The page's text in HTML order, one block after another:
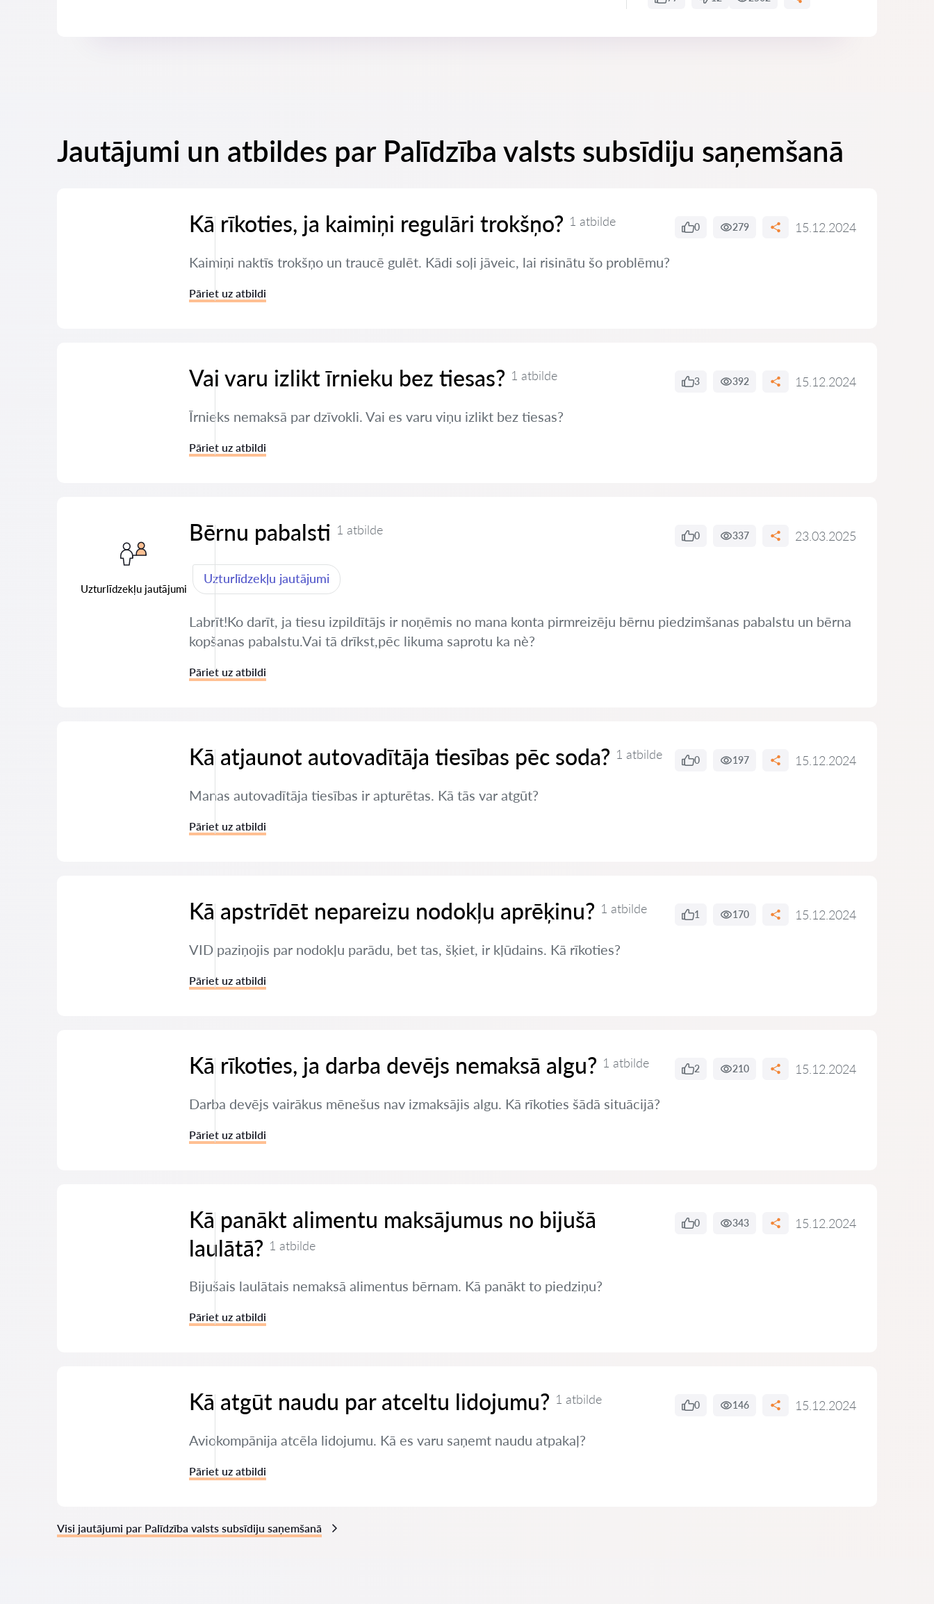
Jautājumi un atbildes par Palīdzība valsts subsīdiju saņemšanā
Kā rīkoties, ja kaimiņi regulāri trokšņo? 1 atbilde 0 279 15.12.2024
Kaimiņi naktīs trokšņo un traucē gulēt. Kādi soļi jāveic, lai risinātu šo problēmu?
Pāriet uz atbildi
Vai varu izlikt īrnieku bez tiesas? 1 atbilde 3 392 15.12.2024
Īrnieks nemaksā par dzīvokli. Vai es varu viņu izlikt bez tiesas?
Pāriet uz atbildi
Uzturlīdzekļu jautājumi
Bērnu pabalsti 1 atbilde 0 337 23.03.2025
Uzturlīdzekļu jautājumi
Labrīt!Ko darīt, ja tiesu izpildītājs ir noņēmis no mana konta pirmreizēju bērnu piedzimšanas pabalstu un bērna
kopšanas pabalstu.Vai tā drīkst,pēc likuma saprotu ka nè?
Pāriet uz atbildi
Kā atjaunot autovadītāja tiesības pēc soda? 1 atbilde 0 197 15.12.2024
Manas autovadītāja tiesības ir apturētas. Kā tās var atgūt?
Pāriet uz atbildi
Kā apstrīdēt nepareizu nodokļu aprēķinu? 1 atbilde 1 170 15.12.2024
VID paziņojis par nodokļu parādu, bet tas, šķiet, ir kļūdains. Kā rīkoties?
Pāriet uz atbildi
Kā rīkoties, ja darba devējs nemaksā algu? 1 atbilde 2 210 15.12.2024
Darba devējs vairākus mēnešus nav izmaksājis algu. Kā rīkoties šādā situācijā?
Pāriet uz atbildi
Kā panākt alimentu maksājumus no bijušā
laulātā? 1 atbilde
0 343 15.12.2024
Bijušais laulātais nemaksā alimentus bērnam. Kā panākt to piedziņu?
Pāriet uz atbildi
Kā atgūt naudu par atceltu lidojumu? 1 atbilde 0 146 15.12.2024
Aviokompānija atcēla lidojumu. Kā es varu saņemt naudu atpakaļ?
Pāriet uz atbildi
Visi jautājumi par Palīdzība valsts subsīdiju saņemšanā